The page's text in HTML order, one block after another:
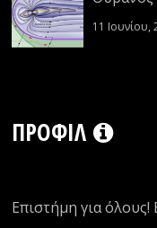
11 Ιουνίου,
ΠΡΟΦΊΛ
Επιστήμη για όλους!